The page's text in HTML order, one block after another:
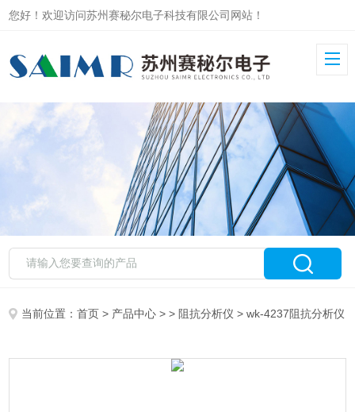
您好！欢迎访问苏州赛秘尔电子科技有限公司网站！
当前位置：首页 > 产品中心 > > 阻抗分析仪 > wk-4237阻抗分析仪